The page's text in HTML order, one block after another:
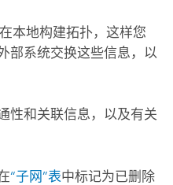
本地构建拓扑，这样您
部系统交换这些信息，以
性和关联信息，以及有关
“子网”表中标记为已删除